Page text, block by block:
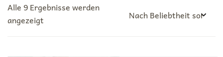
Alle 9 Ergebnisse werden
angezeigt